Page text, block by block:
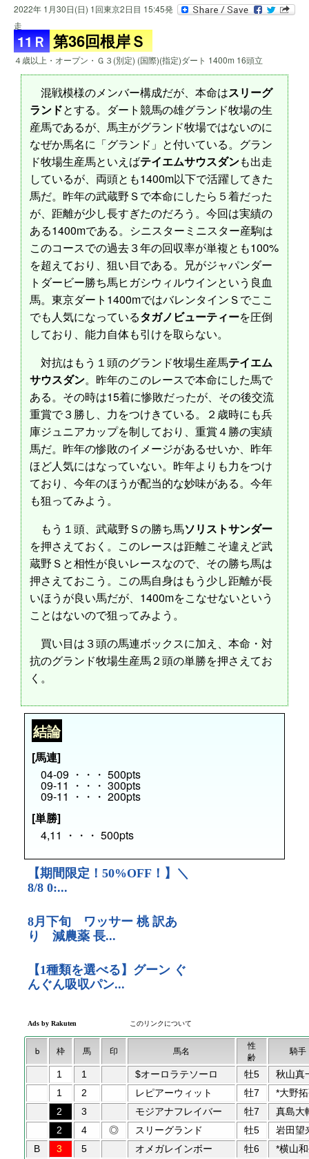
2022年 1月30日(日) 1回東京2日目 15:45発
走
11Ｒ 第36回根岸Ｓ
４歳以上・オープン・Ｇ３(別定) (国際)(指定)ダート 1400m 16頭立
混戦模様のメンバー構成だが、本命はスリーグ
ランドとする。ダート競馬の雄グランド牧場の生
産馬であるが、馬主がグランド牧場ではないのに
なぜか馬名に「グランド」と付いている。グラン
ド牧場生産馬といえばテイエムサウスダンも出走
しているが、両頭とも1400m以下で活躍してきた
馬だ。昨年の武蔵野Ｓで本命にしたら５着だった
が、距離が少し長すぎたのだろう。今回は実績の
ある1400mである。シニスターミニスター産駒は
このコースでの過去３年の回収率が単複とも100%
を超えており、狙い目である。兄がジャパンダー
トダービー勝ち馬ヒガシウィルウインという良血
馬。東京ダート1400mではバレンタインＳでここ
でも人気になっているタガノビューティーを圧倒
しており、能力自体も引けを取らない。
対抗はもう１頭のグランド牧場生産馬テイエム
サウスダン。昨年のこのレースで本命にした馬で
ある。その時は15着に惨敗だったが、その後交流
重賞で３勝し、力をつけきている。２歳時にも兵
庫ジュニアカップを制しており、重賞４勝の実績
馬だ。昨年の惨敗のイメージがあるせいか、昨年
ほど人気にはなっていない。昨年よりも力をつけ
ており、今年のほうが配当的な妙味がある。今年
も狙ってみよう。
もう１頭、武蔵野Ｓの勝ち馬ソリストサンダー
を押さえておく。このレースは距離こそ違えど武
蔵野Ｓと相性が良いレースなので、その勝ち馬は
押さえておこう。この馬自身はもう少し距離が長
いほうが良い馬だが、1400mをこなせないという
ことはないので狙ってみよう。
買い目は３頭の馬連ボックスに加え、本命・対
抗のグランド牧場生産馬２頭の単勝を押さえてお
く。
結論
[馬連]
04-09 ・・・ 500pts
09-11 ・・・ 300pts
09-11 ・・・ 200pts
[単勝]
4,11 ・・・ 500pts
b 枠 馬 印 馬名
性
齢
騎手
1 1 $オーロラテソーロ 牡5
秋山真
1
2 レピアーウィット 牡7
*大野
2
3 モジアナフレイバー 牡7
真島大
2
4 ◎ スリーグランド 牡5
岩田望
B
3 5 オメガレインボー 牡6
*横山